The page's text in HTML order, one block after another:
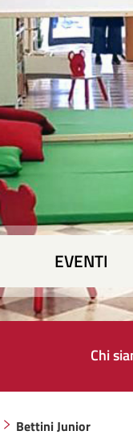
EVENTI
Chi
Bettini Junior